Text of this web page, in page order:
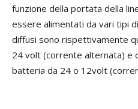
funzione della portata della
essere alimentati da vari tipi
diffusi sono rispettivamente
24 volt (corrente alternata) e
batteria da 24 o 12volt